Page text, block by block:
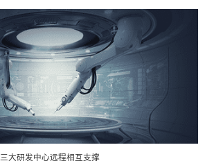
三大研发中心远程相互支撑